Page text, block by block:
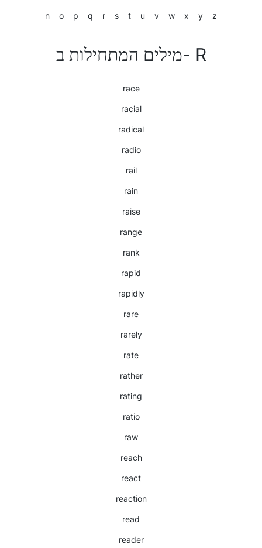
n o p q r s t u v w x y z
מילים המתחילות ב- R
race
racial
radical
radio
rail
rain
raise
range
rank
rapid
rapidly
rare
rarely
rate
rather
rating
ratio
raw
reach
react
reaction
read
reader